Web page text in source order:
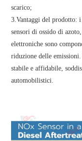
scarico;
3.Vantaggi del prodotto:
sensori di ossido di
elettroniche sono
riduzione delle
stabile e affidabile,
automobilistici.